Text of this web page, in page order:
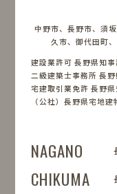
中野市、長野市、須
久市、御代田町
建設業許可 長野県知
二級建築士事務所 長
宅建取引業免許 長野
（公社）長野県宅地
NAGANO
CHIKUMA